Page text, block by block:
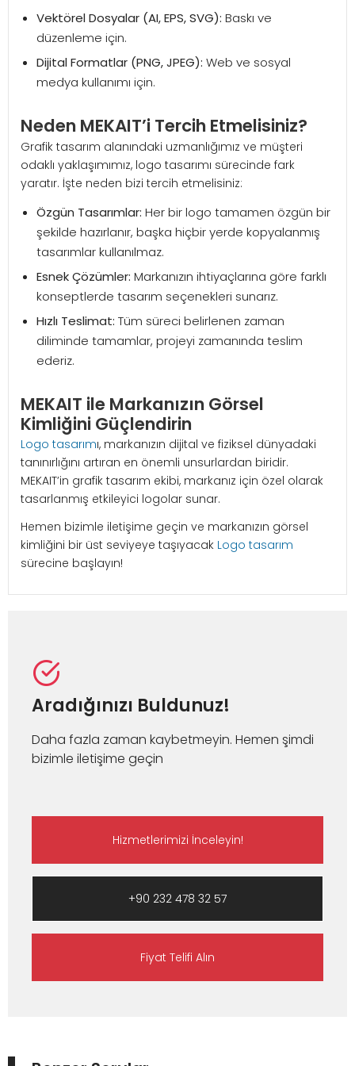
Vektörel Dosyalar (AI, EPS, SVG): Baskı ve
düzenleme için.
Dijital Formatlar (PNG, JPEG): Web ve sosyal
medya kullanımı için.
Neden MEKAIT’i Tercih Etmelisiniz?
Grafik tasarım alanındaki uzmanlığımız ve müşteri
odaklı yaklaşımımız, logo tasarımı sürecinde fark
yaratır. İşte neden bizi tercih etmelisiniz:
Özgün Tasarımlar: Her bir logo tamamen özgün bir
şekilde hazırlanır, başka hiçbir yerde kopyalanmış
tasarımlar kullanılmaz.
Esnek Çözümler: Markanızın ihtiyaçlarına göre farklı
konseptlerde tasarım seçenekleri sunarız.
Hızlı Teslimat: Tüm süreci belirlenen zaman
diliminde tamamlar, projeyi zamanında teslim
ederiz.
MEKAIT ile Markanızın Görsel
Kimliğini Güçlendirin
Logo tasarımı, markanızın dijital ve fiziksel dünyadaki
tanınırlığını artıran en önemli unsurlardan biridir.
MEKAIT’in grafik tasarım ekibi, markanız için özel olarak
tasarlanmış etkileyici logolar sunar.
Hemen bizimle iletişime geçin ve markanızın görsel
kimliğini bir üst seviyeye taşıyacak Logo tasarım
sürecine başlayın!
Aradığınızı Buldunuz!
Daha fazla zaman kaybetmeyin. Hemen şimdi
bizimle iletişime geçin
Hizmetlerimizi İnceleyin!
+90 232 478 32 57
Fiyat Telifi Alın